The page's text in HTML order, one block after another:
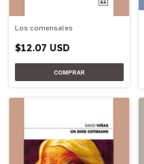
Los comensales
$12.07 USD